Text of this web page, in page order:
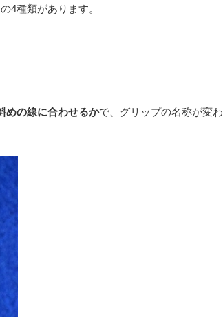
の4種類があります。
めの線に合わせるかで、グリップの名称が変わ